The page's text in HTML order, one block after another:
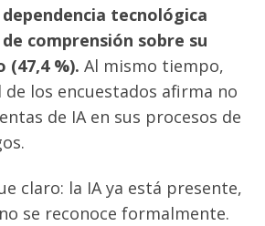
dependencia tecnológica
comprensión sobre su
%). Al mismo tiempo,
de los encuestados afirma no
de IA en sus procesos de
claro: la IA ya está presente,
se reconoce formalmente.